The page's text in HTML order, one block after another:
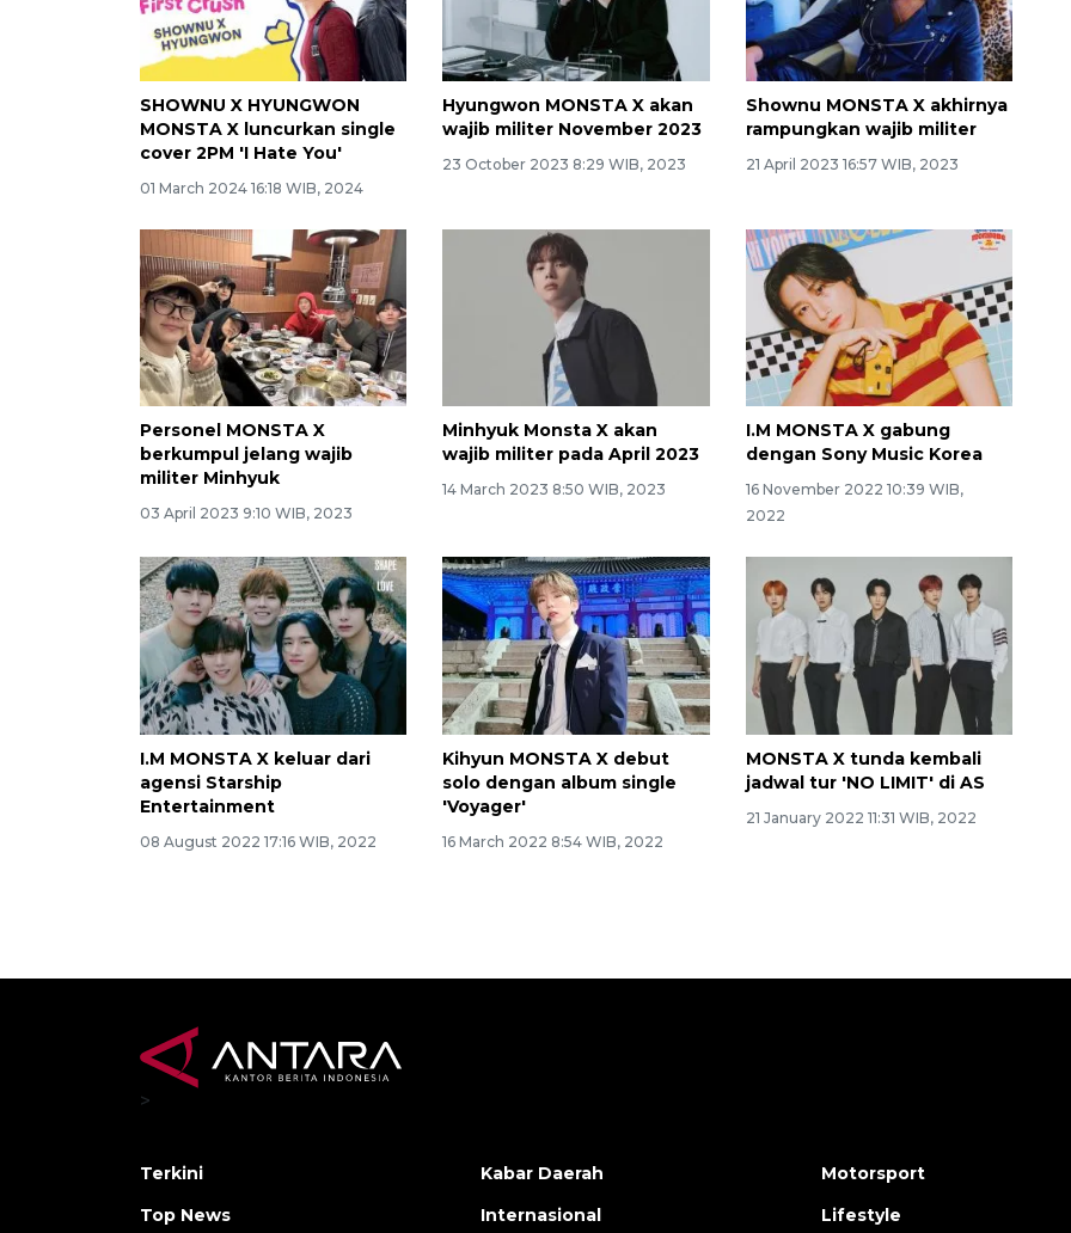
SHOWNU X HYUNGWON
MONSTA X luncurkan single
cover 2PM 'I Hate You'
01 March 2024 16:18 WIB, 2024
Hyungwon MONSTA X akan
wajib militer November 2023
23 October 2023 8:29 WIB, 2023
Shownu MONSTA X akhirnya
rampungkan wajib militer
21 April 2023 16:57 WIB, 2023
Personel MONSTA X
berkumpul jelang wajib
militer Minhyuk
03 April 2023 9:10 WIB, 2023
Minhyuk Monsta X akan
wajib militer pada April 2023
14 March 2023 8:50 WIB, 2023
I.M MONSTA X gabung
dengan Sony Music Korea
16 November 2022 10:39 WIB,
2022
I.M MONSTA X keluar dari
agensi Starship
Entertainment
08 August 2022 17:16 WIB, 2022
Kihyun MONSTA X debut
solo dengan album single
'Voyager'
16 March 2022 8:54 WIB, 2022
MONSTA X tunda kembali
jadwal tur 'NO LIMIT' di AS
21 January 2022 11:31 WIB, 2022
>
Terkini
Top News
Kabar Daerah
Internasional
Motorsport
Lifestyle